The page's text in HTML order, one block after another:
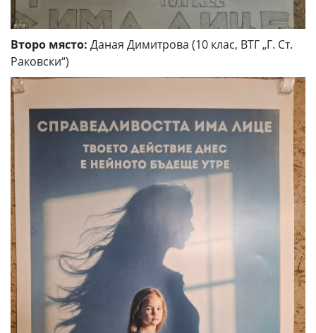
Второ място: Даная Димитрова (10 клас, ВТГ „Г. Ст.
Раковски“)